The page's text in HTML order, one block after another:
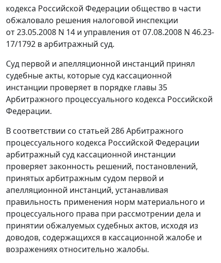
кодекса Российской Федерации общество в части
обжаловало решения налоговой инспекции
от 23.05.2008 N 14 и управления от 07.08.2008 N 46.23-
17/1792 в арбитражный суд.
Суд первой и апелляционной инстанций принял
судебные акты, которые суд кассационной
инстанции проверяет в порядке главы 35
Арбитражного процессуального кодекса Российской
Федерации.
В соответствии со статьей 286Арбитражного
процессуального кодекса Российской Федерации
арбитражный суд кассационной инстанции
проверяет законность решений, постановлений,
принятых арбитражным судом первой и
апелляционной инстанций, устанавливая
правильность применения норм материального и
процессуального права при рассмотрении дела и
принятии обжалуемых судебных актов, исходя из
доводов, содержащихся в кассационной жалобе и
возражениях относительно жалобы.